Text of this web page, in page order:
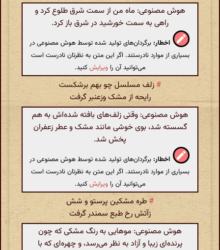
هوش مصنوعی: ماه من از سمت شرق طلوع کرد و
راهی به سمت خورشید در شرق باز کرد.
اخطار: برگردان‌های تولید شده توسط هوش مصنوعی در
بسیاری از موارد نادرستند. اگر این متن به نظرتان نادرست است
می‌توانید آن را ویرایشکنید.
# زلف مسلسل چو بهم برشکست
رایحه از مشک وزعنبر گرفت
هوش مصنوعی: وقتی زلف‌های بافته شده‌اش به هم
گسسته شد، بوی خوشی مانند مشک و عطر زعفران
پخش شد.
اخطار: برگردان‌های تولید شده توسط هوش مصنوعی در
بسیاری از موارد نادرستند. اگر این متن به نظرتان نادرست است
می‌توانید آن را ویرایشکنید.
# طره مشکین پرستو و شش
زآتش رخ طبع سمندر گرفت
هوش مصنوعی: موهایی به رنگ مشکی که چون
پرنده‌ای زیبا و آزاد به نظر می‌رسد، و چهره‌ای که با